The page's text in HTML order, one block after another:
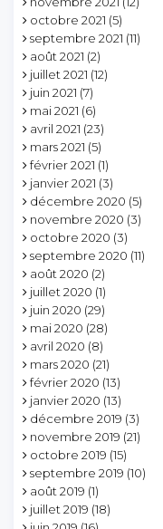
octobre 2021 (5)
septembre 2021 (11)
août 2021 (2)
juillet 2021 (12)
juin 2021 (7)
mai 2021 (6)
avril 2021 (23)
mars 2021 (5)
février 2021 (1)
janvier 2021 (3)
décembre 2020 (5)
novembre 2020 (3)
octobre 2020 (3)
septembre 2020 (11)
août 2020 (2)
juillet 2020 (1)
juin 2020 (29)
mai 2020 (28)
avril 2020 (8)
mars 2020 (21)
février 2020 (13)
janvier 2020 (13)
décembre 2019 (3)
novembre 2019 (21)
octobre 2019 (15)
septembre 2019 (10)
août 2019 (1)
juillet 2019 (18)